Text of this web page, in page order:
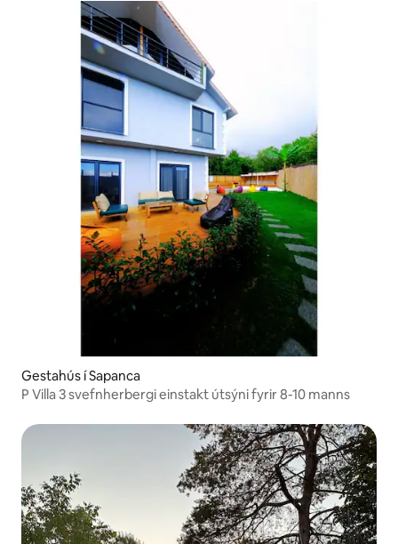
Gestahús í Sapanca
P Villa 3 svefnherbergi einstakt útsýni fyrir 8-10 manns